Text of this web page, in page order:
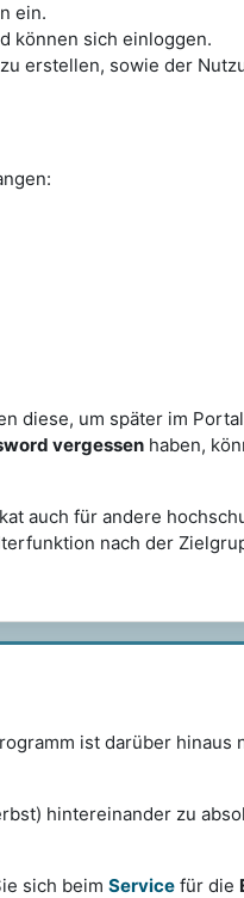
ein.
können sich einloggen.
erstellen, sowie der
diese, um später im
vergessen haben,
auch für andere
nach der
ist darüber
hintereinander zu
sich beim Service für die